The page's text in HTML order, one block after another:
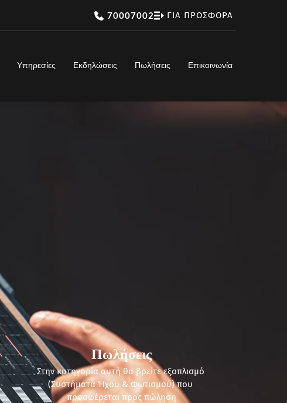
70007002 ΓΙΑ ΠΡΟΣΦΟΡΑ
Υπηρεσίες Εκδηλώσεις Πωλήσεις Επικοινωνία
Πωλήσεις
Στην κατηγορία αυτή θα βρείτε εξοπλισμό
(Συστήματα Ήχου & Φωτισμού) που
προσφέρεται προς πώληση